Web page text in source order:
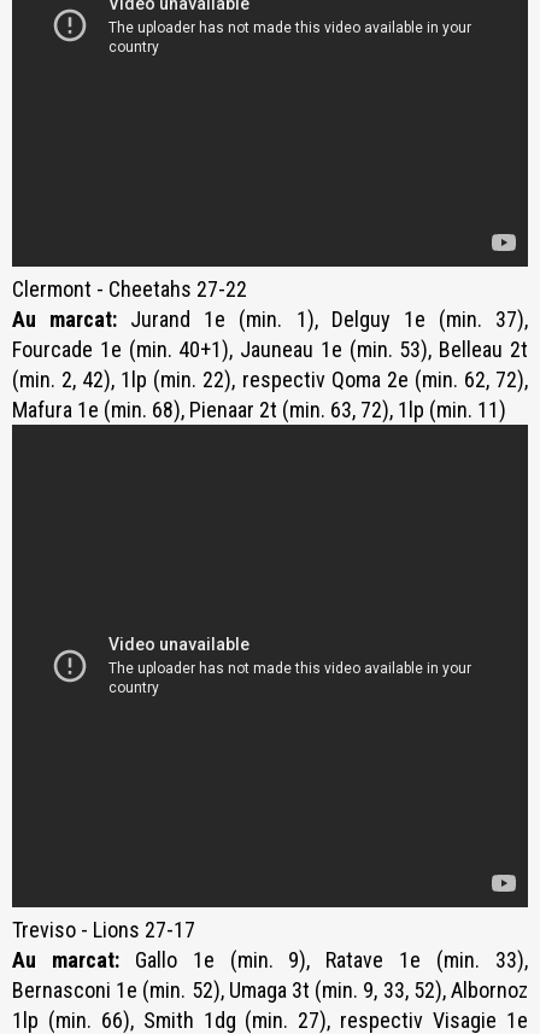
Clermont - Cheetahs 27-22
Au marcat: Jurand 1e (min. 1), Delguy 1e (min. 37),
Fourcade 1e (min. 40+1), Jauneau 1e (min. 53), Belleau 2t
(min. 2, 42), 1lp (min. 22), respectiv Qoma 2e (min. 62, 72),
Mafura 1e (min. 68), Pienaar 2t (min. 63, 72), 1lp (min. 11)
Treviso - Lions 27-17
Au marcat:Gallo 1e (min. 9), Ratave 1e (min. 33),
Bernasconi 1e (min. 52), Umaga 3t (min. 9, 33, 52), Albornoz
1lp (min. 66), Smith 1dg (min. 27), respectiv Visagie 1e